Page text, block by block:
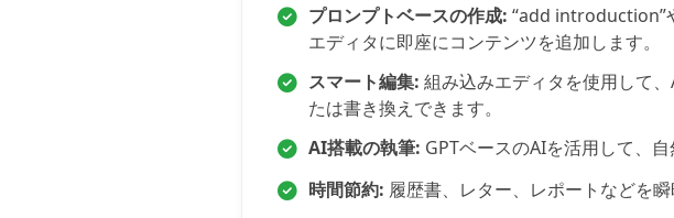
プロンプトベースの作成: “add introduction”
エディタに即座にコンテンツを追加します。
スマート編集: 組み込みエディタを使用して
たは書き換えできます。
AI搭載の執筆: GPTベースのAIを活用して、
時間節約: 履歴書、レター、レポートなどを